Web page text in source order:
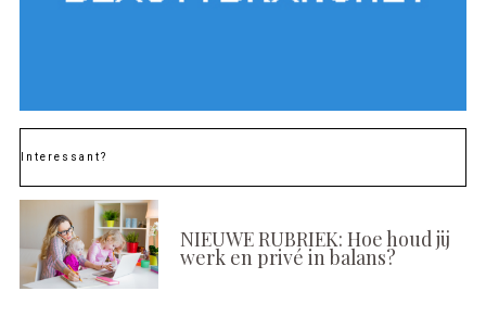
Interessant?
NIEUWE RUBRIEK: Hoe houd jij
werk en privé in balans?